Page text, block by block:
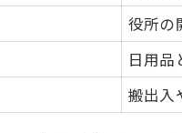
役所の
日用品
搬出入